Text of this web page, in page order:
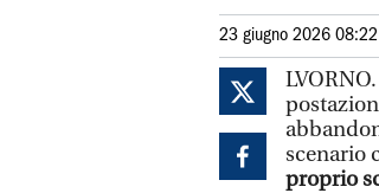
23 giugno 2026 08:22
scenario
proprio